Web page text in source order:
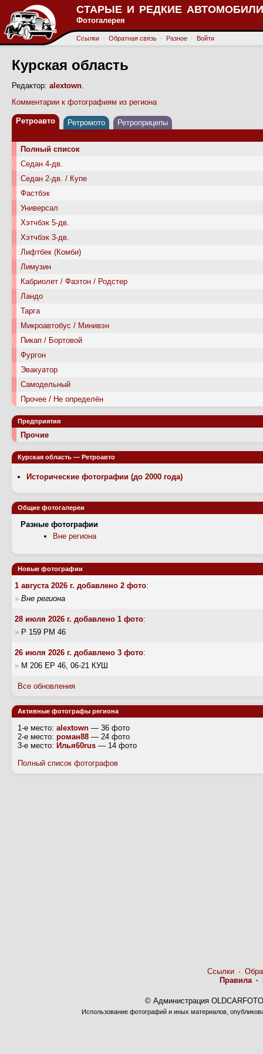
СТАРЫЕ И РЕДКИЕ
Фотогалерея
Ссылки · Обратная связь · Разное · Войти
Курская область
Редактор: alextown.
Комментарии к фотографиям из региона
Ретроавто Ретромото Ретроприцепы
Полный список
Седан 4-дв.
Седан 2-дв. / Купе
Фастбэк
Универсал
Хэтчбэк 5-дв.
Хэтчбэк 3-дв.
Лифтбек (Комби)
Лимузин
Кабриолет / Фаэтон / Родстер
Ландо
Тарга
Микроавтобус / Минивэн
Пикап / Бортовой
Фургон
Эвакуатор
Самодельный
Прочее / Не определён
Предприятия
Прочие
Курская область — Ретроавто
Исторические фотографии (до 2000 года)
Общие фотогалереи
Разные фотографии
Вне региона
Новые фотографии
1 августа 2026 г. добавлено 2 фото:
» Вне региона
28 июля 2026 г. добавлено 1 фото:
» Р 159 РМ 46
26 июля 2026 г. добавлено 3 фото:
» М 206 ЕР 46, 06-21 КУШ
Все обновления
Активные фотографы региона
1-е место: alextown — 36 фото
2-е место: роман88 — 24 фото
3-е место: Илья60rus — 14 фото
Полный список фотографов
Ссылки·
Правила·
© Администрация
Использование фотографий и иных материалов,